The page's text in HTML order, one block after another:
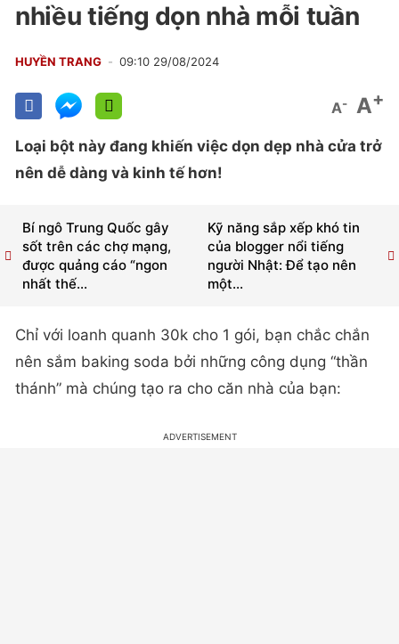
nhiều tiếng dọn nhà mỗi tuần
HUYỀN TRANG 09:10 29/08/2024
A- A+
Loại bột này đang khiến việc dọn dẹp nhà cửa trở
nên dễ dàng và kinh tế hơn!
Kỹ năng sắp xếp khó tin
của blogger nổi tiếng
người Nhật: Để tạo nên
một...
Bí ngô Trung Quốc gây
sốt trên các chợ mạng,
được quảng cáo “ngon
nhất thế...
Chỉ với loanh quanh 30k cho 1 gói, bạn chắc chắn
nên sắm baking soda bởi những công dụng “thần
thánh” mà chúng tạo ra cho căn nhà của bạn: